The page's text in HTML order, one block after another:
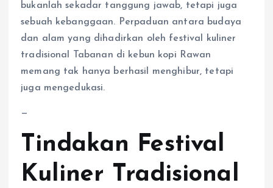
bukanlah sekadar tanggung jawab, tetapi juga
sebuah kebanggaan. Perpaduan antara budaya
dan alam yang dihadirkan oleh festival kuliner
tradisional Tabanan di kebun kopi Rawan
memang tak hanya berhasil menghibur, tetapi
juga mengedukasi.
—
Tindakan Festival
Kuliner Tradisional